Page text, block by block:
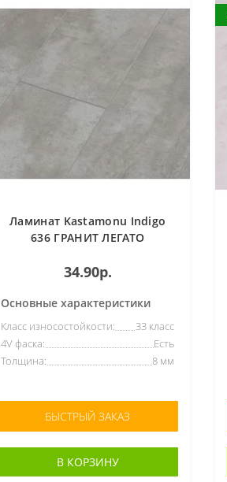
Ламинат Kastamonu Indigo
636 ГРАНИТ ЛЕГАТО
34.90р.
Основные характеристики
Класс износостойкости:
33 класс
4V фаска:
Есть
Толщина:
8 мм
БЫСТРЫЙ ЗАКАЗ
В КОРЗИНУ